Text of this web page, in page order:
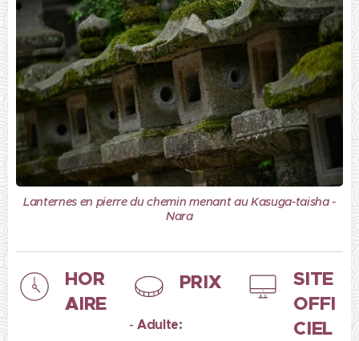
Lanternes en pierre du chemin menant au Kasuga-taisha -
Nara
HOR
AIRE
PRIX
-Adulte:
SITE
OFFI
CIEL